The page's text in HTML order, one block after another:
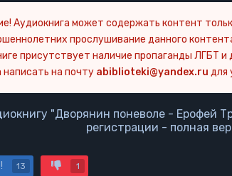
Аудиокнига может содержать контент
прослушивание данного
присутствует наличие пропаганды ЛГБТ и
написать на почту abiblioteki@yandex.ru для
"Дворянин поневоле - Ерофей
регистрации - полная
13 1